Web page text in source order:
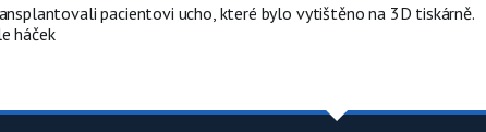
pacientovi ucho, které bylo vytištěno na 3D tiskárně.
háček